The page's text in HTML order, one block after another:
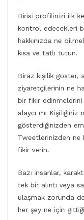
Birisi profilinizi ilk
kontrol edecekleri
hakkınızda ne
kısa ve tatlı tutun.
Biraz kişilik göster,
ziyaretçilerinin ne
bir fikir
alaycı mı
gösterdiğinizden
Tweetlerinizden ne
fikir verin.
Bazı insanlar,
tek bir alıntı veya
ulaşmak zorunda
her şey ne için